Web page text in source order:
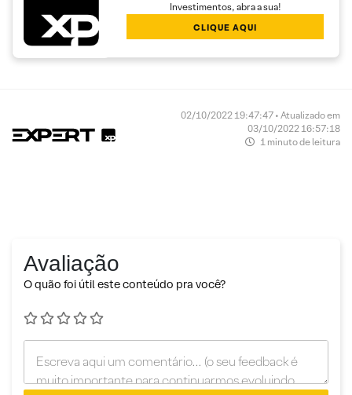
Investimentos, abra a sua!
CLIQUE AQUI
02/10/2022 19:47:47 • Atualizado em
03/10/2022 16:57:18
1 minuto de leitura
Avaliação
O quão foi útil este conteúdo pra você?